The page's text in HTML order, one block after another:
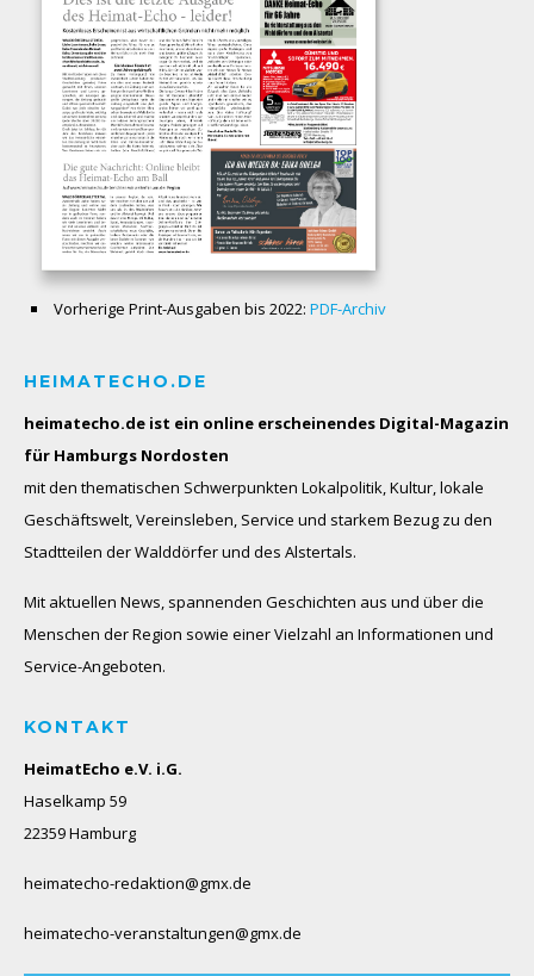
Vorherige Print-Ausgaben bis 2022: PDF-Archiv
HEIMATECHO.DE
heimatecho.de ist ein online erscheinendes Digital-Magazin
für Hamburgs Nordosten
mit den thematischen Schwerpunkten Lokalpolitik, Kultur, lokale
Geschäftswelt, Vereinsleben, Service und starkem Bezug zu den
Stadtteilen der Walddörfer und des Alstertals.
Mit aktuellen News, spannenden Geschichten aus und über die
Menschen der Region sowie einer Vielzahl an Informationen und
Service-Angeboten.
KONTAKT
HeimatEcho e.V. i.G.
Haselkamp 59
22359 Hamburg
heimatecho-redaktion@gmx.de
heimatecho-veranstaltungen@gmx.de